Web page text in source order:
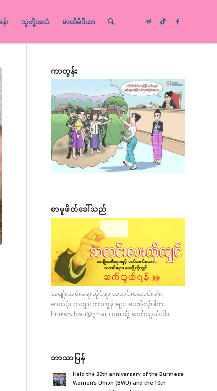
န်း သူတို့အသံ မာတီမီဒီယာ
ကာတွန်း
စာမူဖိတ်ခေါ်သည်
အမျိုးသမီးရေးဆိုင်ရာ သတင်းဆောင်းပါး၊
ဓာတ်ပုံ၊ ကဗျာ၊ ကာတွန်းများ ပေးပို့လိုပါက
hinews.bwu@gmail.com သို့ ဆက်သွယ်ပါ။
ဘာသာပြန်
Held the 30th anniversary of the Burmese
Women’s Union (BWU) and the 10th